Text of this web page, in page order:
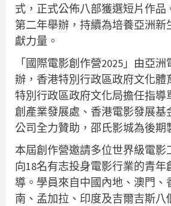
式，正式公佈八部獲選短片作品
第二年舉辦，持續為培養亞洲新
獻力量。
「國際電影創作營2025」由亞
辦，香港特別行政區政府文化體
特別行政區政府文化局擔任指導
創產業發展處、香港電影發展基
公司全力贊助，邵氏影城為後期
本屆創作營邀請多位世界級電影
向18名有志投身電影行業的青年
導。學員來自中國內地、澳門、
南、孟加拉、印度及吉爾吉斯八